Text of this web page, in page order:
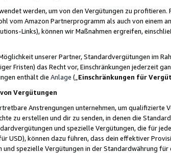
werden, um von den Vergütungen zu
vom Amazon Partnerprogramm als auch von
Links), können wir Maßnahmen ergreifen,
unserer Partner, Standardvergütungen im
Fristen) das Recht vor, Einschränkungen jederzeit
enthält die Anlage („ Einschränkungen für
Vergütungen
Anstrengungen unternehmen, um qualifizierte
zu erstellen und dir zu senden, in denen die
und spezielle Vergütungen, die für
USD), können dazu führen, dass dein effektiver
spezielle Vergütungen in der Standardwährung